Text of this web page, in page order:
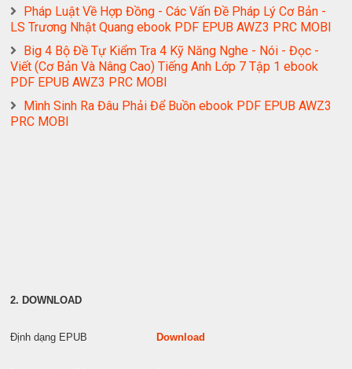
Pháp Luật Về Hợp Đồng - Các Vấn Đề Pháp Lý Cơ Bản -
LS Trương Nhật Quang ebook PDF EPUB AWZ3 PRC MOBI
Big 4 Bộ Đề Tự Kiểm Tra 4 Kỹ Năng Nghe - Nói - Đọc -
Viết (Cơ Bản Và Nâng Cao) Tiếng Anh Lớp 7 Tập 1 ebook
PDF EPUB AWZ3 PRC MOBI
Mình Sinh Ra Đâu Phải Để Buồn ebook PDF EPUB AWZ3
PRC MOBI
2. DOWNLOAD
Định dạng EPUB Download